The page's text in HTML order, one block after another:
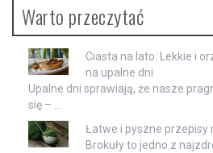
Warto przeczytać
Ciasta na lato: Lekkie i
na upalne dni
Upalne dni sprawiają, że nasze
się – …
Łatwe i pyszne przepisy
Brokuły to jedno z